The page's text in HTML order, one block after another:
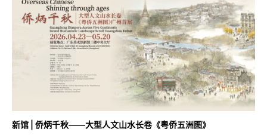
新馆 | 侨炳千秋——大型人文山水长卷《粤侨五洲图》